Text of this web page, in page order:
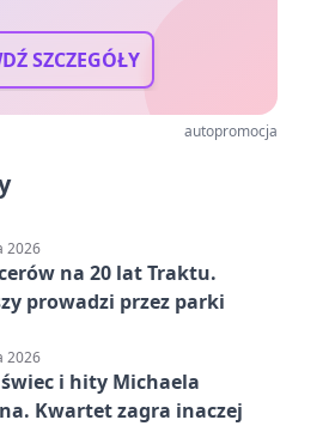
SZCZEGÓŁY
autopromocja
2026
na 20 lat Traktu.
prowadzi przez parki
2026
i hity Michaela
Kwartet zagra inaczej